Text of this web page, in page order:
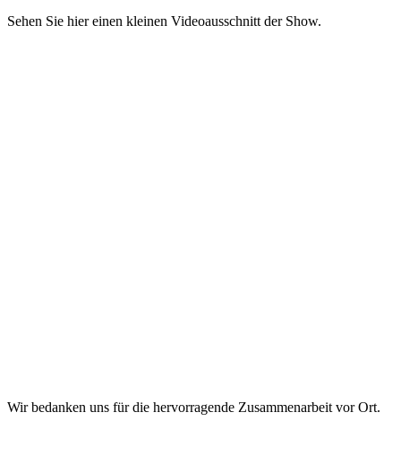
Sehen Sie hier einen kleinen Videoausschnitt der Show.
Wir bedanken uns für die hervorragende Zusammenarbeit vor Ort.